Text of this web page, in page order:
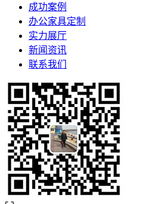
成功案例
办公家具定制
实力展厅
新闻资讯
联系我们